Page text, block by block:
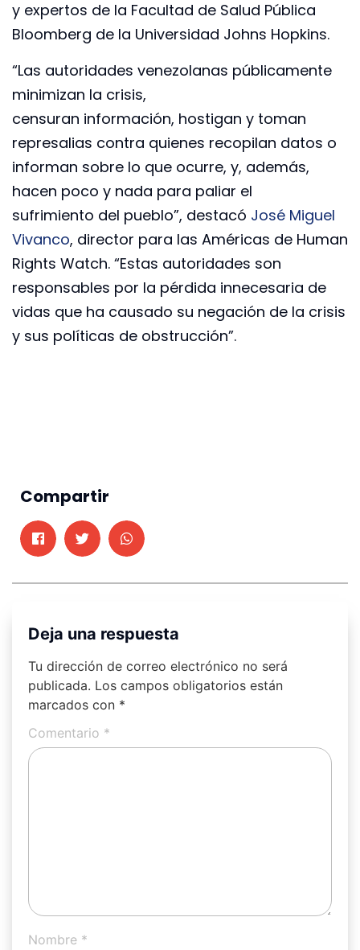
y expertos de la Facultad de Salud Pública
Bloomberg de la Universidad Johns Hopkins.
“Las autoridades venezolanas públicamente
minimizan la crisis,
censuran información, hostigan y toman
represalias contra quienes recopilan datos o
informan sobre lo que ocurre, y, además,
hacen poco y nada para paliar el
sufrimiento del pueblo”, destacó José Miguel
Vivanco, director para las Américas de Human
Rights Watch. “Estas autoridades son
responsables por la pérdida innecesaria de
vidas que ha causado su negación de la crisis
y sus políticas de obstrucción”.
Compartir
Deja una respuesta
Tu dirección de correo electrónico no será
publicada. Los campos obligatorios están
marcados con *
Comentario *
Nombre *